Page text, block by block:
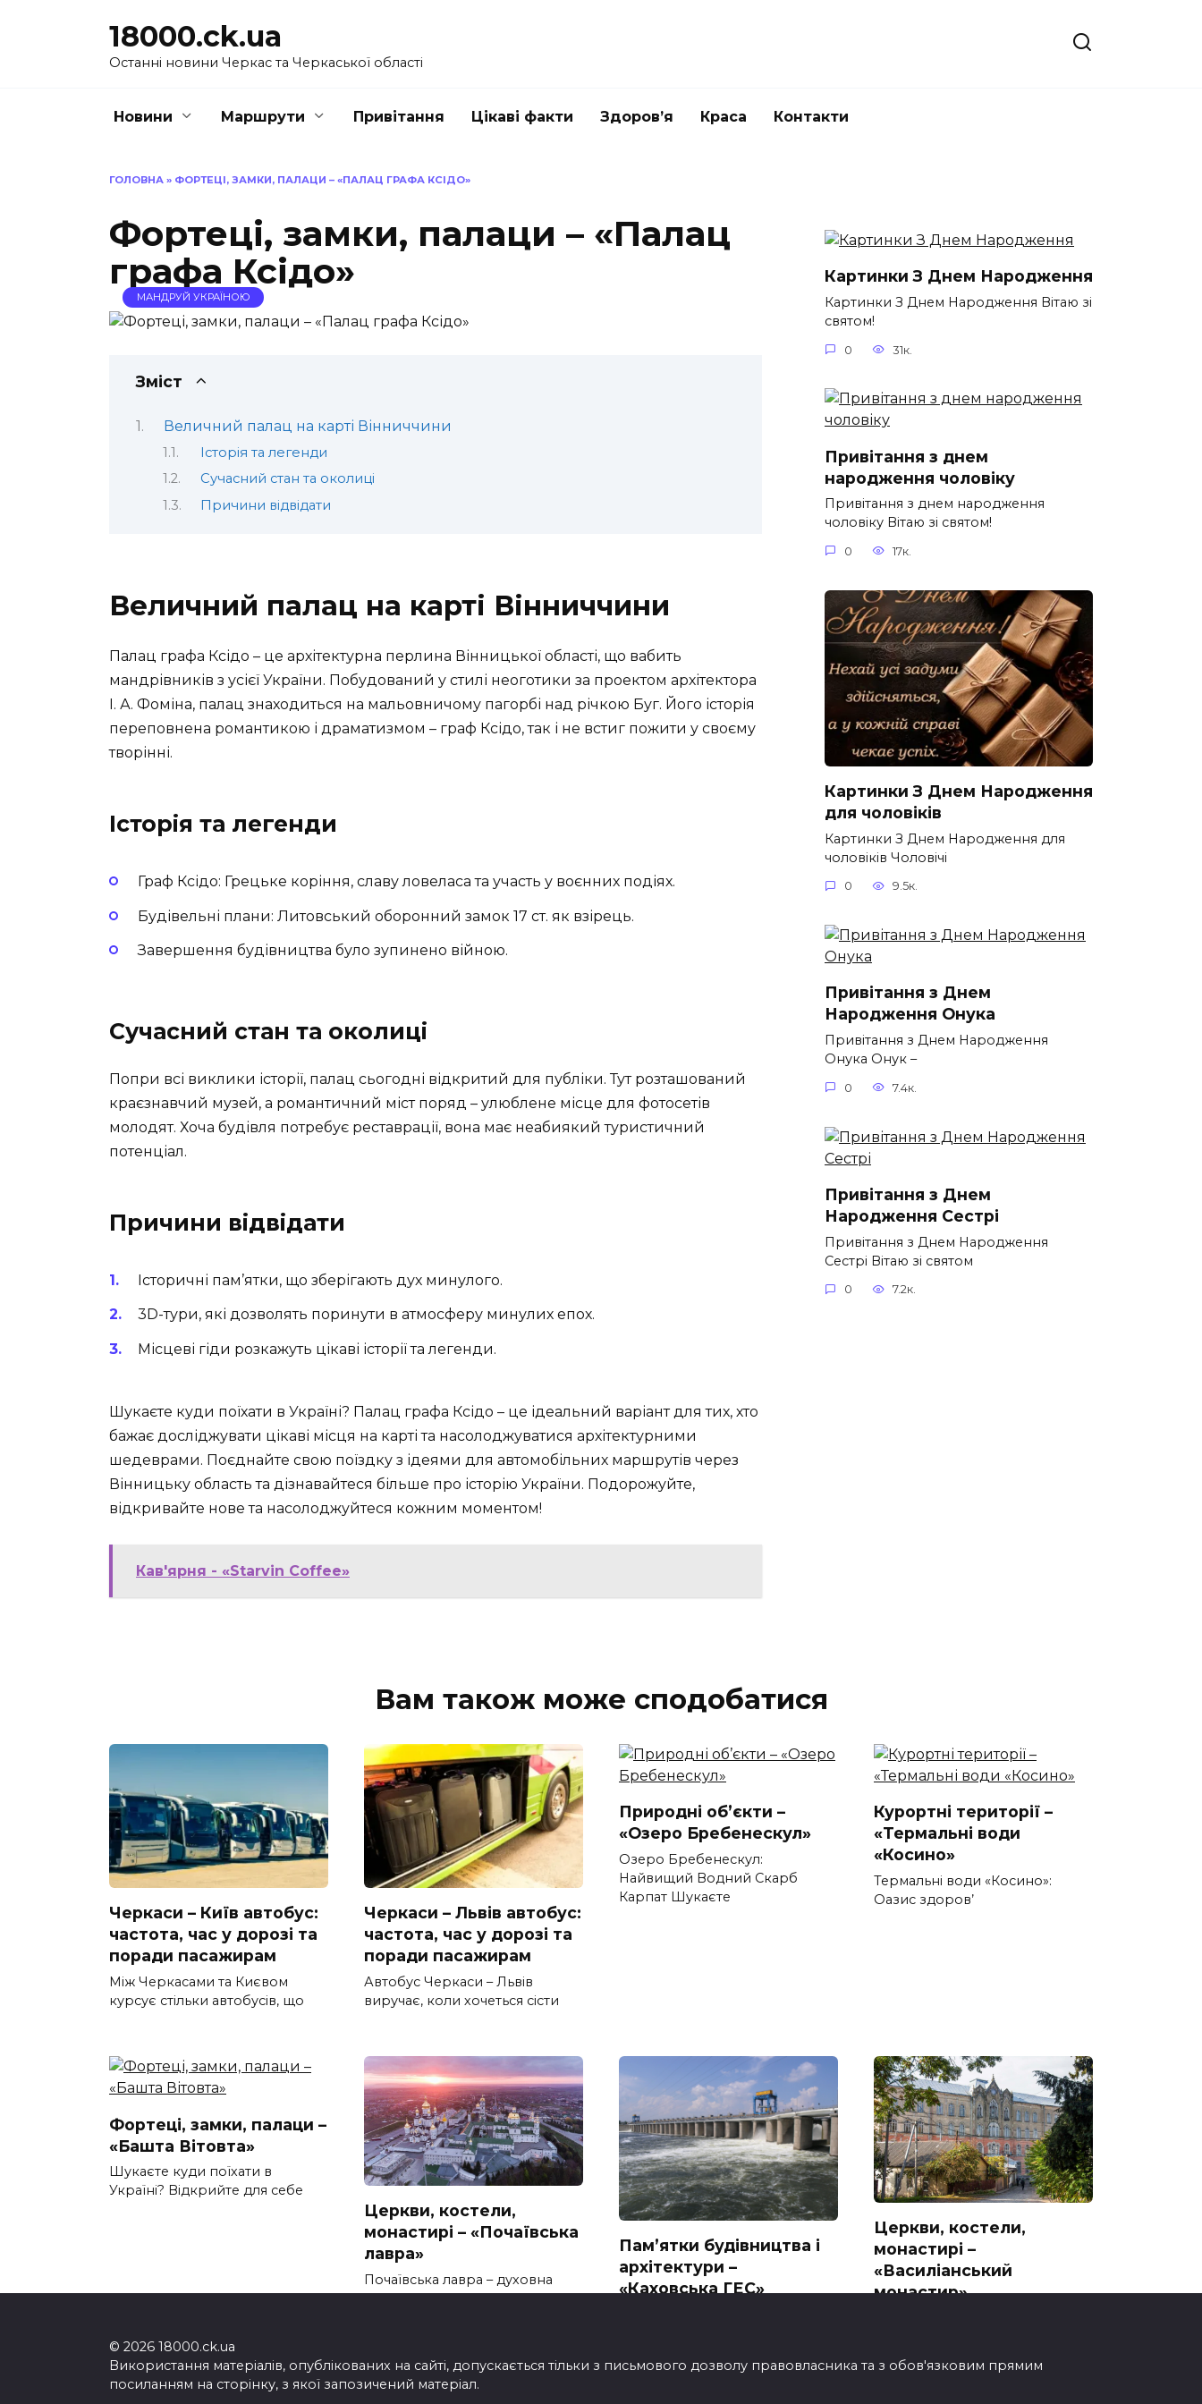
18000.ck.ua
Останні новини Черкас та Черкаської області
Новини Маршрути Привітання Цікаві факти Здоров’я Краса Контакти
ГОЛОВНА » ФОРТЕЦІ, ЗАМКИ, ПАЛАЦИ – «ПАЛАЦ ГРАФА КСІДО»
Фортеці, замки, палаци – «Палац
графа Ксідо»
МАНДРУЙ УКРАЇНОЮ
Зміст
Величний палац на карті Вінниччини
Історія та легенди
Сучасний стан та околиці
Причини відвідати
Величний палац на карті Вінниччини
Палац графа Ксідо – це архітектурна перлина Вінницької області, що вабить
мандрівників з усієї України. Побудований у стилі неоготики за проектом архітектора
І. А. Фоміна, палац знаходиться на мальовничому пагорбі над річкою Буг. Його історія
переповнена романтикою і драматизмом – граф Ксідо, так і не встиг пожити у своєму
творінні.
Історія та легенди
Граф Ксідо: Грецьке коріння, славу ловеласа та участь у воєнних подіях.
Будівельні плани: Литовський оборонний замок 17 ст. як взірець.
Завершення будівництва було зупинено війною.
Сучасний стан та околиці
Попри всі виклики історії, палац сьогодні відкритий для публіки. Тут розташований
краєзнавчий музей, а романтичний міст поряд – улюблене місце для фотосетів
молодят. Хоча будівля потребує реставрації, вона має неабиякий туристичний
потенціал.
Причини відвідати
Історичні пам’ятки, що зберігають дух минулого.
3D-тури, які дозволять поринути в атмосферу минулих епох.
Місцеві гіди розкажуть цікаві історії та легенди.
Шукаєте куди поїхати в Україні? Палац графа Ксідо – це ідеальний варіант для тих, хто
бажає досліджувати цікаві місця на карті та насолоджуватися архітектурними
шедеврами. Поєднайте свою поїздку з ідеями для автомобільних маршрутів через
Вінницьку область та дізнавайтеся більше про історію України. Подорожуйте,
відкривайте нове та насолоджуйтеся кожним моментом!
Кав'ярня - «Starvin Coffee»
Картинки З Днем Народження
Картинки З Днем Народження Вітаю зі
святом!
0 31к.
Привітання з днем
народження чоловіку
Привітання з днем народження
чоловіку Вітаю зі святом!
0 17к.
Картинки З Днем Народження
для чоловіків​
Картинки З Днем Народження для
чоловіків​ Чоловічі
0 9.5к.
Привітання з Днем
Народження Онука
Привітання з Днем Народження
Онука Онук –
0 7.4к.
Привітання з Днем
Народження Сестрі
Привітання з Днем Народження
Сестрі Вітаю зі святом
0 7.2к.
Вам також може сподобатися
Черкаси – Київ автобус:
частота, час у дорозі та
поради пасажирам
Між Черкасами та Києвом
курсує стільки автобусів, що
Черкаси – Львів автобус:
частота, час у дорозі та
поради пасажирам
Автобус Черкаси – Львів
виручає, коли хочеться сісти
Природні об’єкти –
«Озеро Бребенескул»
Озеро Бребенескул:
Найвищий Водний Скарб
Карпат Шукаєте
Курортні території –
«Термальні води
«Косино»
Термальні води «Косино»:
Оазис здоров’
Фортеці, замки, палаци –
«Башта Вітовта»
Шукаєте куди поїхати в
Україні? Відкрийте для себе
Церкви, костели,
монастирі – «Почаївська
лавра»
Почаївська лавра – духовна
перлина Волині Шукаєте куди
Пам’ятки будівництва і
архітектури –
«Каховська ГЕС»
Церкви, костели,
монастирі –
«Василіанський
монастир»
Василіанський
© 2026 18000.ck.ua
Використання матеріалів, опублікованих на сайті, допускається тільки з письмового дозволу правовласника та з обов'язковим прямим
посиланням на сторінку, з якої запозичений матеріал.